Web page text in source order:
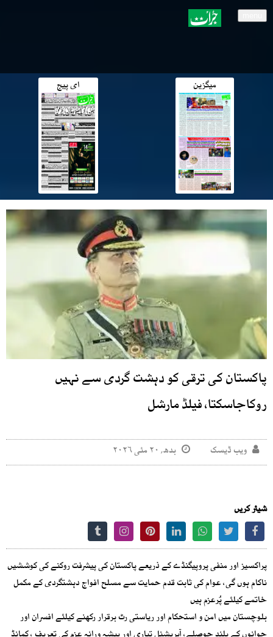
میگزین ای پیج
پاکستان کی ترقی کو دہشت گردی سے نہیں
روکاجاسکتا، فیلڈ مارشل
ویب ڈیسک بدھ, ۲۰ مئی ۲۰۲۶
شیئر کریں
پراکسیز اور منفی پروپیگنڈے کے ذریعے پاکستان کی پیشرفت روکنے کی کوششیں
ناکام ہوں گی، عوام کی ثابت قدم حمایت سے مسلح افواج دہشتگردی کے مکمل
خاتمے کیلئے پُرعزم ہیں
بلوچستان میں امن و استحکام اور ریاستی رٹ برقرار رکھنے کیلئے افسران اور